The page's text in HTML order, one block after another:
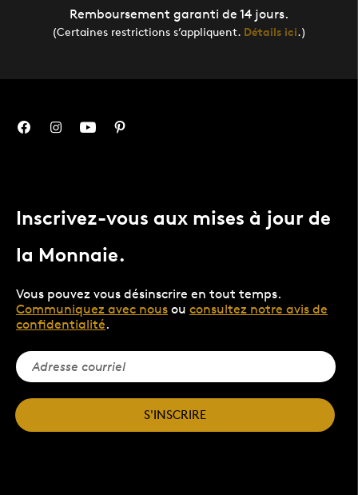
Remboursement garanti de 14 jours.
(Certaines restrictions s’appliquent. Détails ici.)
Inscrivez-vous aux mises à jour de
la Monnaie.
Vous pouvez vous désinscrire en tout temps.
Communiquez avec nous ou consultez notre avis de
confidentialité.
S'INSCRIRE